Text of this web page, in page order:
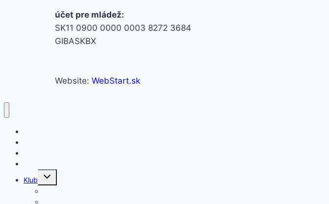
účet pre mládež:
SK11 0900 0000 0003 8272 3684
GIBASKBX
Website: WebStart.sk
Klub